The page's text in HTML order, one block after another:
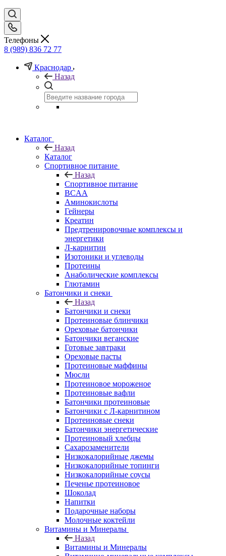
Телефоны
8 (989) 836 72 77
Краснодар
Назад
Каталог
Назад
Каталог
Спортивное питание
Назад
Спортивное питание
BCAA
Аминокислоты
Гейнеры
Креатин
Предтренировочные комплексы и
энергетики
Л-карнитин
Изотоники и углеводы
Протеины
Анаболические комплексы
Глютамин
Батончики и снеки
Назад
Батончики и снеки
Протеиновые блинчики
Ореховые батончики
Батончики веганские
Готовые завтраки
Ореховые пасты
Протеиновые маффины
Мюсли
Протеиновое мороженое
Протеиновые вафли
Батончики протеиновые
Батончики с Л-карнитином
Протеиновые снеки
Батончики энергетические
Протеиновый хлебцы
Сахарозаменители
Низкокалорийные джемы
Низкокалорийные топинги
Низкокалорийные соусы
Печенье протеиновое
Шоколад
Напитки
Подарочные наборы
Молочные коктейли
Витамины и Минералы
Назад
Витамины и Минералы